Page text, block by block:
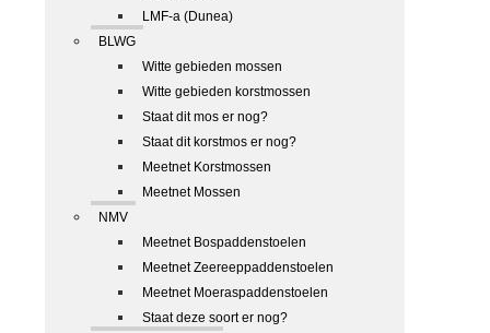
LMF-a (Dunea)
BLWG
Witte gebieden mossen
Witte gebieden korstmossen
Staat dit mos er nog?
Staat dit korstmos er nog?
Meetnet Korstmossen
Meetnet Mossen
NMV
Meetnet Bospaddenstoelen
Meetnet Zeereeppaddenstoelen
Meetnet Moeraspaddenstoelen
Staat deze soort er nog?